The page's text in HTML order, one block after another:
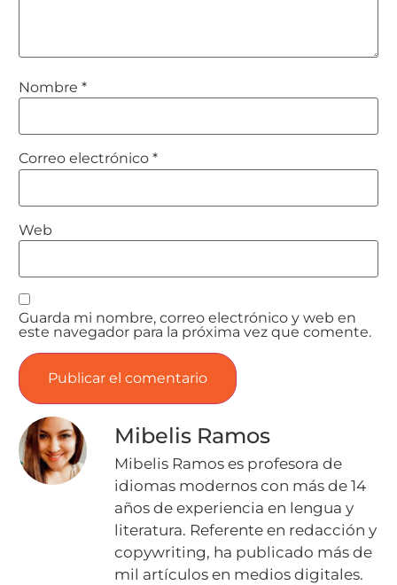
Nombre *
Correo electrónico *
Web
Guarda mi nombre, correo electrónico y web en
este navegador para la próxima vez que comente.
Mibelis Ramos
Mibelis Ramos es profesora de
idiomas modernos con más de 14
años de experiencia en lengua y
literatura. Referente en redacción y
copywriting, ha publicado más de
mil artículos en medios digitales.